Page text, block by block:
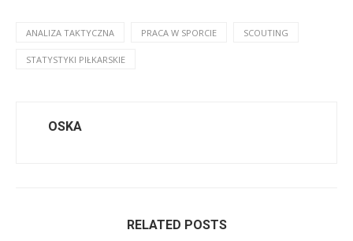
ANALIZA TAKTYCZNA PRACA W SPORCIE SCOUTING
STATYSTYKI PIŁKARSKIE
OSKA
RELATED POSTS